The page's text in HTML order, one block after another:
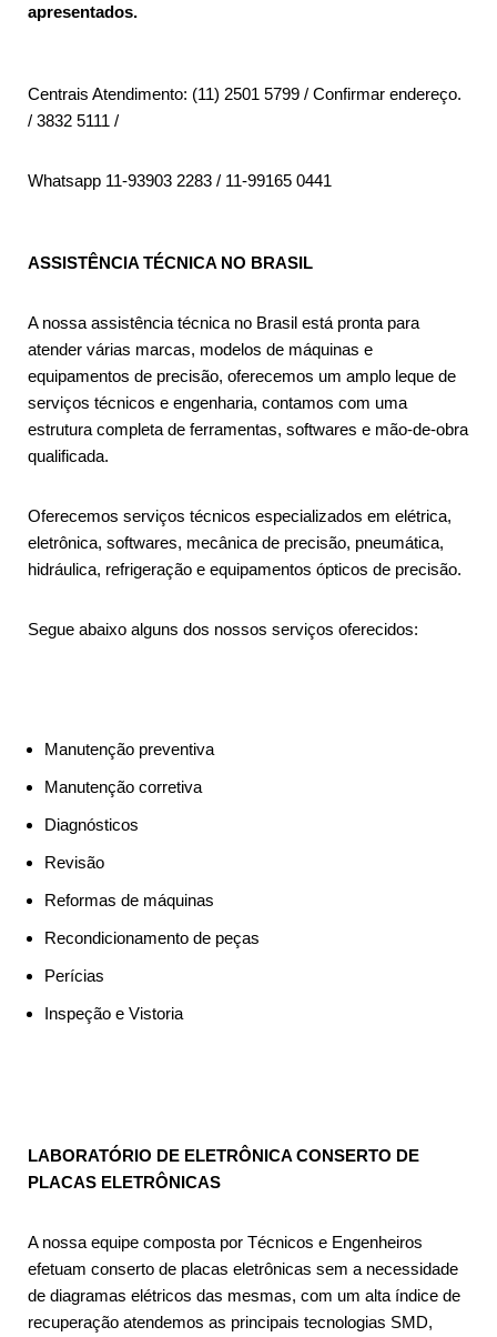
apresentados.
Centrais Atendimento: (11) 2501 5799 / Confirmar endereço.
/ 3832 5111 /
Whatsapp 11-93903 2283 / 11-99165 0441
ASSISTÊNCIA TÉCNICA NO BRASIL
A nossa assistência técnica no Brasil está pronta para
atender várias marcas, modelos de máquinas e
equipamentos de precisão, oferecemos um amplo leque de
serviços técnicos e engenharia, contamos com uma
estrutura completa de ferramentas, softwares e mão-de-obra
qualificada.
Oferecemos serviços técnicos especializados em elétrica,
eletrônica, softwares, mecânica de precisão, pneumática,
hidráulica, refrigeração e equipamentos ópticos de precisão.
Segue abaixo alguns dos nossos serviços oferecidos:
Manutenção preventiva
Manutenção corretiva
Diagnósticos
Revisão
Reformas de máquinas
Recondicionamento de peças
Perícias
Inspeção e Vistoria
LABORATÓRIO DE ELETRÔNICA CONSERTO DE
PLACAS ELETRÔNICAS
A nossa equipe composta por Técnicos e Engenheiros
efetuam conserto de placas eletrônicas sem a necessidade
de diagramas elétricos das mesmas, com um alta índice de
recuperação atendemos as principais tecnologias SMD,